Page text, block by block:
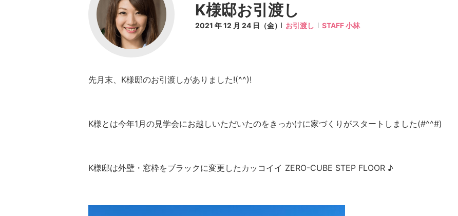
K様邸お引渡し
2021 年 12 月 24 日（金） お引渡し STAFF 小林
先月末、K様邸のお引渡しがありました!(^^)!
K様とは今年1月の見学会にお越しいただいたのをきっかけに家づくりがスタートしました(#^^#)
K様邸は外壁・窓枠をブラックに変更したカッコイイ ZERO-CUBE STEP FLOOR ♪